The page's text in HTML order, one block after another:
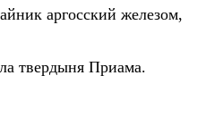
аргосский железом,
твердыня Приама.